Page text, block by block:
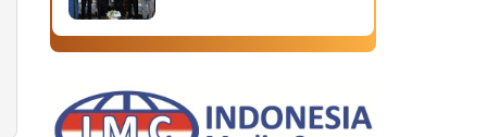
Brawijaya, dan
Universitas
Peluang Pegawai
Kejaksaan RI Tempuh